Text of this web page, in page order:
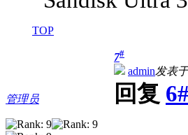
TOP
管理员
7#
admin发表
回复 6#